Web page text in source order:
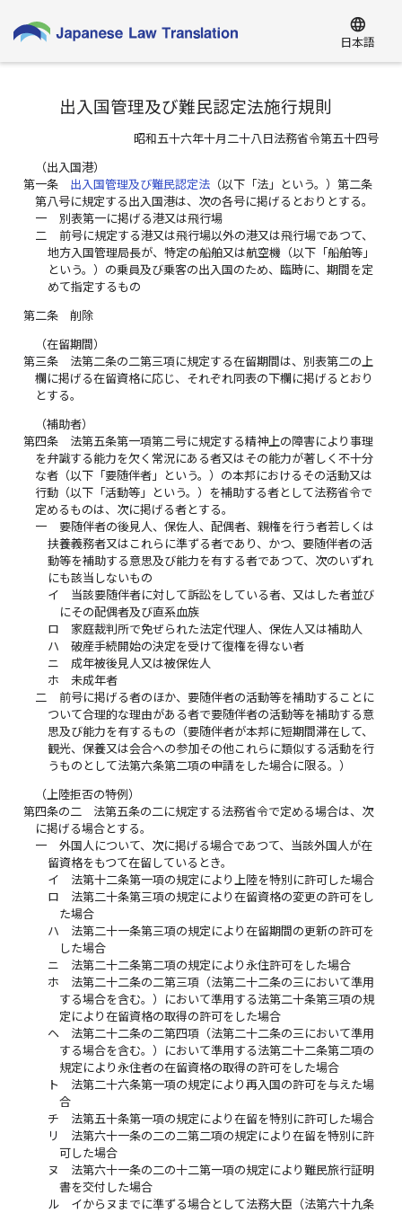
language
日本語
出入国管理及び難民認定法施行規則
昭和五十六年十月二十八日法務省令第五十四号
（出入国港）
第一条
出入国管理及び難民認定法 （以下「法」という。）第二条
第八号に規定する出入国港は、次の各号に掲げるとおりとする。
一
別表第一に掲げる港又は飛行場
二
前号に規定する港又は飛行場以外の港又は飛行場であつて、
地方入国管理局長が、特定の船舶又は航空機（以下「船舶等」
という。）の乗員及び乗客の出入国のため、臨時に、期間を定
めて指定するもの
第二条 削除
（在留期間）
第三条
法第二条の二第三項に規定する在留期間は、別表第二の上
欄に掲げる在留資格に応じ、それぞれ同表の下欄に掲げるとおり
とする。
（補助者）
第四条
法第五条第一項第二号に規定する精神上の障害により事理
を弁識する能力を欠く常況にある者又はその能力が著しく不十分
な者（以下「要随伴者」という。）の本邦におけるその活動又は
行動（以下「活動等」という。）を補助する者として法務省令で
定めるものは、次に掲げる者とする。
一
要随伴者の後見人、保佐人、配偶者、親権を行う者若しくは
扶養義務者又はこれらに準ずる者であり、かつ、要随伴者の活
動等を補助する意思及び能力を有する者であつて、次のいずれ
にも該当しないもの
イ
当該要随伴者に対して訴訟をしている者、又はした者並び
にその配偶者及び直系血族
ロ
家庭裁判所で免ぜられた法定代理人、保佐人又は補助人
ハ
破産手続開始の決定を受けて復権を得ない者
ニ
成年被後見人又は被保佐人
ホ
未成年者
二
前号に掲げる者のほか、要随伴者の活動等を補助することに
ついて合理的な理由がある者で要随伴者の活動等を補助する意
思及び能力を有するもの（要随伴者が本邦に短期間滞在して、
観光、保養又は会合への参加その他これらに類似する活動を行
うものとして法第六条第二項の申請をした場合に限る。）
（上陸拒否の特例）
第四条の二
法第五条の二に規定する法務省令で定める場合は、次
に掲げる場合とする。
一
外国人について、次に掲げる場合であつて、当該外国人が在
留資格をもつて在留しているとき。
イ
法第十二条第一項の規定により上陸を特別に許可した場合
ロ
法第二十条第三項の規定により在留資格の変更の許可をし
た場合
ハ
法第二十一条第三項の規定により在留期間の更新の許可を
した場合
ニ
法第二十二条第二項の規定により永住許可をした場合
ホ
法第二十二条の二第三項（法第二十二条の三において準用
する場合を含む。）において準用する法第二十条第三項の規
定により在留資格の取得の許可をした場合
ヘ
法第二十二条の二第四項（法第二十二条の三において準用
する場合を含む。）において準用する法第二十二条第二項の
規定により永住者の在留資格の取得の許可をした場合
ト
法第二十六条第一項の規定により再入国の許可を与えた場
合
チ
法第五十条第一項の規定により在留を特別に許可した場合
リ
法第六十一条の二の二第二項の規定により在留を特別に許
可した場合
ヌ
法第六十一条の二の十二第一項の規定により難民旅行証明
書を交付した場合
ル
イからヌまでに準ずる場合として法務大臣（法第六十九条